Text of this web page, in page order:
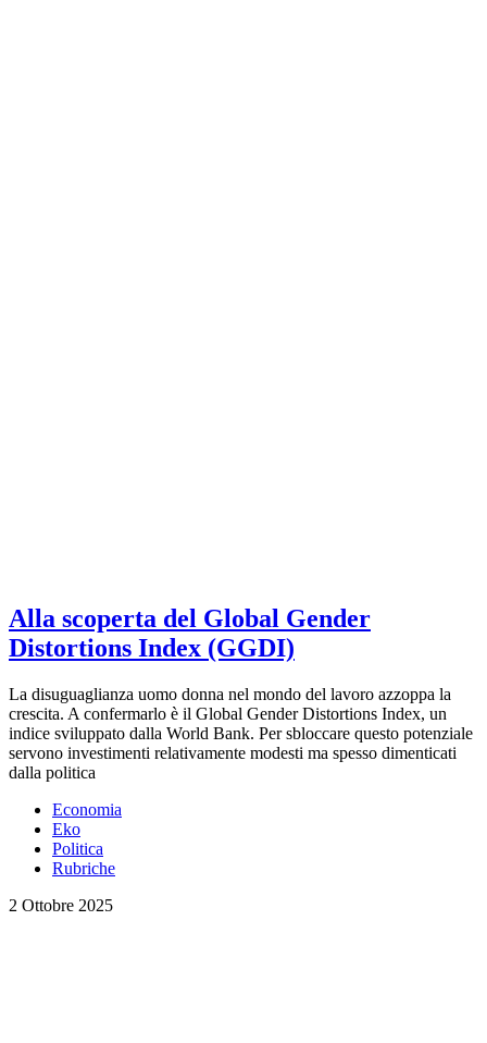
Alla scoperta del Global Gender
Distortions Index (GGDI)
La disuguaglianza uomo donna nel mondo del lavoro azzoppa la
crescita. A confermarlo è il Global Gender Distortions Index, un
indice sviluppato dalla World Bank. Per sbloccare questo potenziale
servono investimenti relativamente modesti ma spesso dimenticati
dalla politica
Economia
Eko
Politica
Rubriche
2 Ottobre 2025